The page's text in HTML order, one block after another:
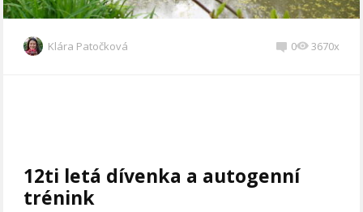
Klára Patočková 0 3670x
12ti letá dívenka a autogenní
trénink